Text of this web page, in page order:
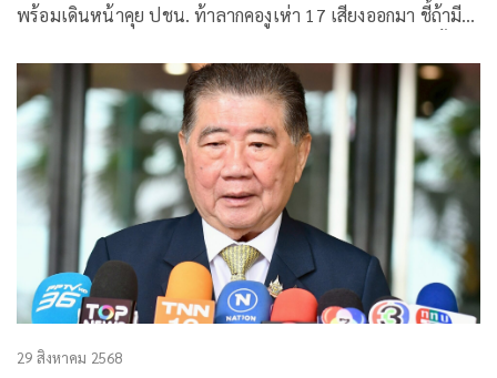
พร้อมเดินหน้าคุย ปชน. ท้าลากคองูเห่า 17 เสียงออกมา ชี้ถ้ามี
สว.” เป็นศูนย์
29 สิงหาคม 2568